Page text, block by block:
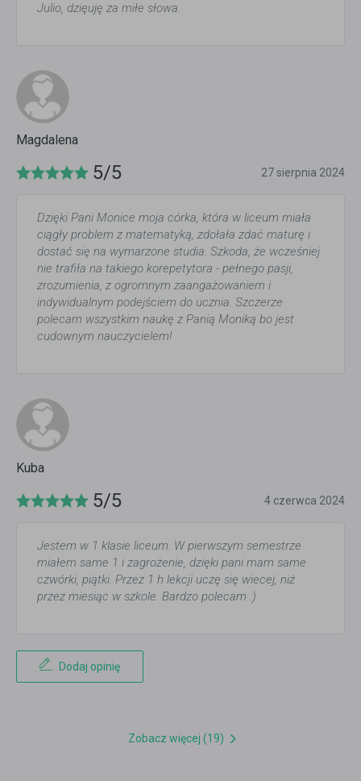
Julio, dzięuję za miłe słowa.
Magdalena
5/5 27 sierpnia 2024
Dzięki Pani Monice moja córka, która w liceum miała
ciągły problem z matematyką, zdołała zdać maturę i
dostać się na wymarzone studia. Szkoda, że wcześniej
nie trafiła na takiego korepetytora - pełnego pasji,
zrozumienia, z ogromnym zaangażowaniem i
indywidualnym podejściem do ucznia. Szczerze
polecam wszystkim naukę z Panią Moniką bo jest
cudownym nauczycielem!
Kuba
5/5 4 czerwca 2024
Jestem w 1 klasie liceum. W pierwszym semestrze
miałem same 1 i zagrożenie, dzięki pani mam same
czwórki, piątki. Przez 1 h lekcji uczę się wiecej, niż
przez miesiąc w szkole. Bardzo polecam :)
Dodaj opinię
Zobacz więcej (19)